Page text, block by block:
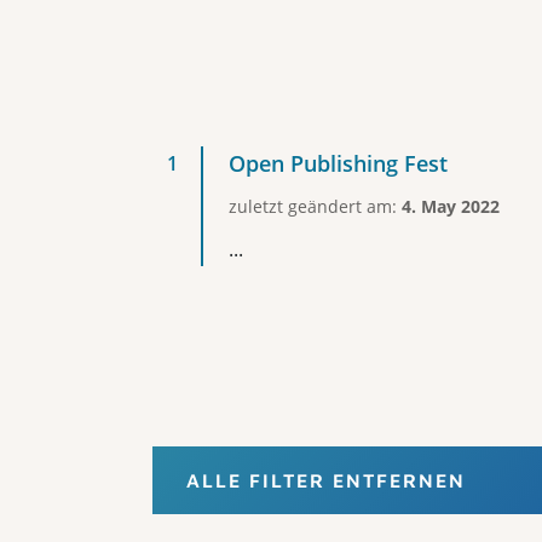
Open Publishing Fest
zuletzt geändert am: 4. May 2022
...
ALLE FILTER ENTFERNEN